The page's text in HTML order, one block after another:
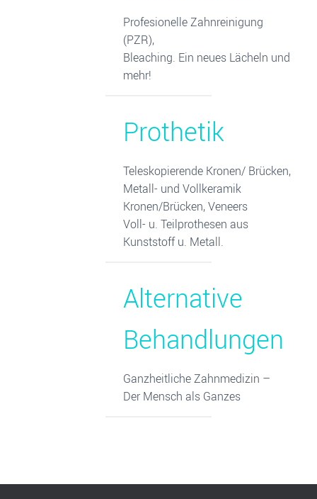
Profesionelle Zahnreinigung
(PZR),
Bleaching. Ein neues Lächeln und
mehr!
Prothetik
Teleskopierende Kronen/ Brücken,
Metall- und Vollkeramik
Kronen/Brücken, Veneers
Voll- u. Teilprothesen aus
Kunststoff u. Metall.
Alternative
Behandlungen
Ganzheitliche Zahnmedizin –
Der Mensch als Ganzes